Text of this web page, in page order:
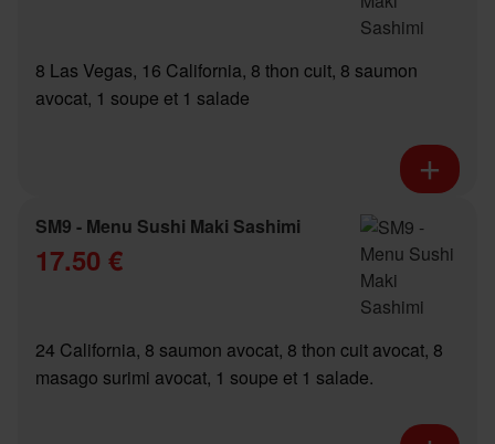
8 Las Vegas, 16 California, 8 thon cuit, 8 saumon
avocat, 1 soupe et 1 salade
SM9 - Menu Sushi Maki Sashimi
17.50 €
24 California, 8 saumon avocat, 8 thon cuit avocat, 8
masago surimi avocat, 1 soupe et 1 salade.